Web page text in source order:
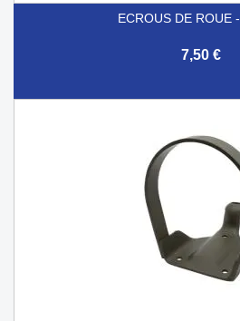
ECROUS DE ROUE
7,50 €